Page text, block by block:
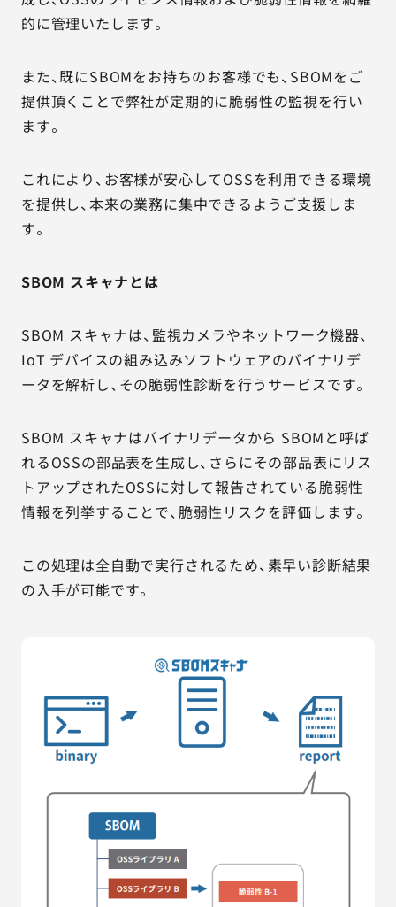
的に管理いたします。
また、既にSBOMをお持ちのお客様でも、SBOMをご
提供頂くことで弊社が定期的に脆弱性の監視を行い
ます。
これにより、お客様が安心してOSSを利用できる環境
を提供し、本来の業務に集中できるようご支援しま
す。
SBOM スキャナとは
SBOM スキャナは、監視カメラやネットワーク機器、
IoT デバイスの組み込みソフトウェアのバイナリデ
ータを解析し、その脆弱性診断を行うサービスです。
SBOM スキャナはバイナリデータから SBOMと呼ば
れるOSSの部品表を生成し、さらにその部品表にリス
トアップされたOSSに対して報告されている脆弱性
情報を列挙することで、脆弱性リスクを評価します。
この処理は全自動で実行されるため、素早い診断結果
の入手が可能です。